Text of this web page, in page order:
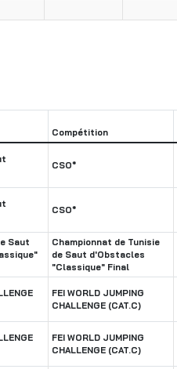
Compétition
CSO*
CSO*
Saut
Championnat de Tunisie
de Saut d'Obstacles
"Classique" Final
FEI WORLD JUMPING
CHALLENGE (CAT.C)
FEI WORLD JUMPING
CHALLENGE (CAT.C)